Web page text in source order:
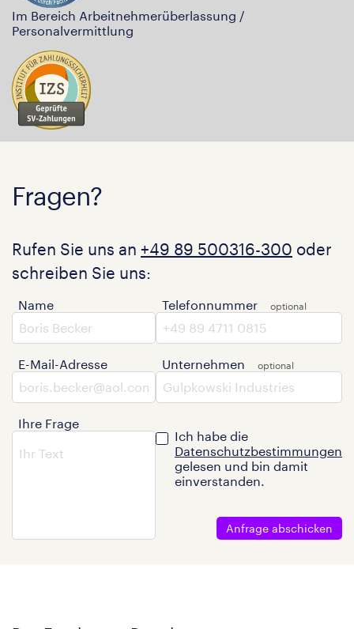
Im Bereich Arbeitnehmerüberlassung /
Personalvermittlung
Fragen?
Rufen Sie uns an +49 89 500316-300 oder
schreiben Sie uns:
Name
E-Mail-Adresse
Ihre Frage
Telefonnummer
Unternehmen
Ich habe die
Datenschutzbestimmungen
gelesen und bin damit
einverstanden.
Anfrage abschicken